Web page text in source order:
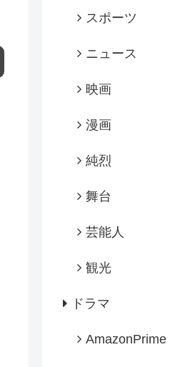
スポーツ
ニュース
映画
漫画
純烈
舞台
芸能人
観光
ドラマ
AmazonPrime